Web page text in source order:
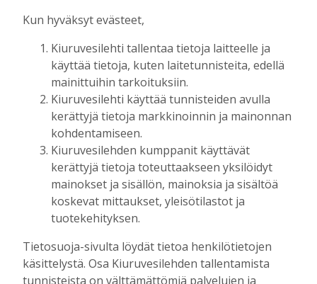
vuosia Antero Ruotsalaisen ajatuksissa
Toimitus 17.7.2026 08:00
Uusi kanttori: “Musiikki- ja
kuorotoiminta liittyvät seurakuntatyöhön
– julistukseen”
Tilaajille
Toimitus 11.7.2026 12:00
Fehmin juttusilla on käynyt tänä vuonna
jo noin 50 tammaa – miksi hyvää
siitosoria ei kuitenkaan hyväksytty
kantakirjaan?
Toimitus 4.7.2026 08:00
Kun hyväksyt evästeet,
Kiuruvesilehti tallentaa tietoja laitteelle ja
käyttää tietoja, kuten laitetunnisteita, edellä
mainittuihin tarkoituksiin.
Kiuruvesilehti käyttää tunnisteiden avulla
kerättyjä tietoja markkinoinnin ja mainonnan
kohdentamiseen.
Kiuruvesilehden kumppanit käyttävät
kerättyjä tietoja toteuttaakseen yksilöidyt
mainokset ja sisällön, mainoksia ja sisältöä
koskevat mittaukset, yleisötilastot ja
tuotekehityksen.
Tietosuoja-sivulta löydät tietoa henkilötietojen
käsittelystä. Osa Kiuruvesilehden tallentamista
tunnisteista on välttämättömiä palvelujen ja